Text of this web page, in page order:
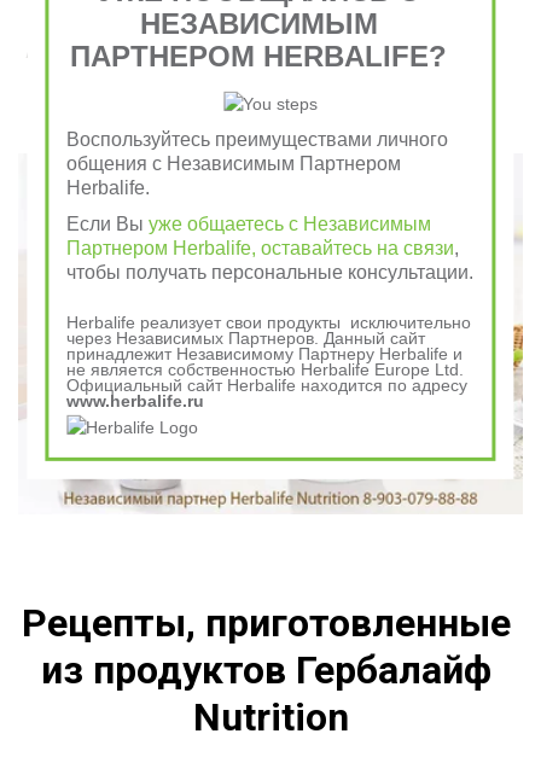
Завтрак съешь сам, обед раздели с другом, ужин
отдай врагу
Говорили в древности
Рецепты, приготовленные
из продуктов Гербалайф
Nutrition
НЕЗАВИСИМЫМ
ПАРТНЕРОМ HERBALIFE?
Воспользуйтесь преимуществами личного
общения с Независимым Партнером
Herbalife.
Если Выуже общаетесь с Независимым
Партнером Herbalife, оставайтесь на связи,
чтобы получать персональные консультации.
Herbalife реализует свои продукты исключительно
через Независимых Партнеров. Данный сайт
принадлежит Независимому Партнеру Herbalife и
не является собственностью Herbalife Europe Ltd.
Официальный сайт Herbalife находится по адресу
www.herbalife.ru